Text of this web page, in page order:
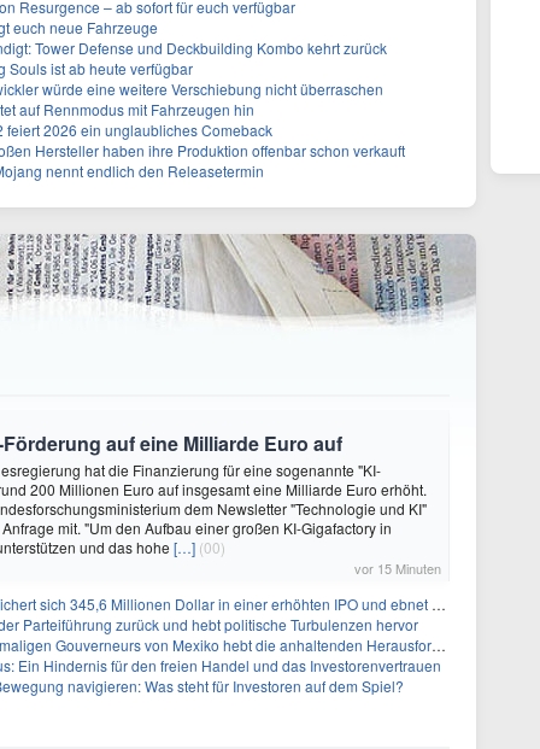
Resurgence – ab sofort für euch verfügbar
euch neue Fahrzeuge
Tower Defense und Deckbuilding Kombo kehrt zurück
Souls ist ab heute verfügbar
würde eine weitere Verschiebung nicht überraschen
auf Rennmodus mit Fahrzeugen hin
feiert 2026 ein unglaubliches Comeback
Hersteller haben ihre Produktion offenbar schon verkauft
nennt endlich den Releasetermin
auf eine Milliarde Euro auf
hat die Finanzierung für eine sogenannte "KI-
200 Millionen Euro auf insgesamt eine Milliarde Euro erhöht.
dem Newsletter "Technologie und KI"
mit. "Um den Aufbau einer großen KI-Gigafactory in
und das hohe […] (00)
vor 15 Minuten
Millionen Dollar in einer erhöhten IPO und ebnet den Weg für nicht-opioide Schmerztherapie
Parteiführung zurück und hebt politische Turbulenzen hervor
von Mexiko hebt die anhaltenden Herausforderungen in der Governance und im Geschäftsumfeld hervor
Ein Hindernis für den freien Handel und das Investorenvertrauen
navigieren: Was steht für Investoren auf dem Spiel?